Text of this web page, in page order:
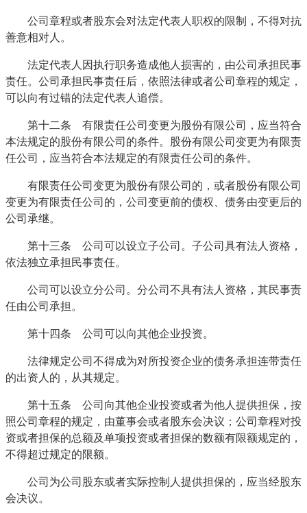
公司章程或者股东会对法定代表人职权的限制，不得对抗
善意相对人。
法定代表人因执行职务造成他人损害的，由公司承担民事
责任。公司承担民事责任后，依照法律或者公司章程的规定，
可以向有过错的法定代表人追偿。
第十二条 有限责任公司变更为股份有限公司，应当符合
本法规定的股份有限公司的条件。股份有限公司变更为有限责
任公司，应当符合本法规定的有限责任公司的条件。
有限责任公司变更为股份有限公司的，或者股份有限公司
变更为有限责任公司的，公司变更前的债权、债务由变更后的
公司承继。
第十三条 公司可以设立子公司。子公司具有法人资格，
依法独立承担民事责任。
公司可以设立分公司。分公司不具有法人资格，其民事责
任由公司承担。
第十四条 公司可以向其他企业投资。
法律规定公司不得成为对所投资企业的债务承担连带责任
的出资人的，从其规定。
第十五条 公司向其他企业投资或者为他人提供担保，按
照公司章程的规定，由董事会或者股东会决议；公司章程对投
资或者担保的总额及单项投资或者担保的数额有限额规定的，
不得超过规定的限额。
公司为公司股东或者实际控制人提供担保的，应当经股东
会决议。